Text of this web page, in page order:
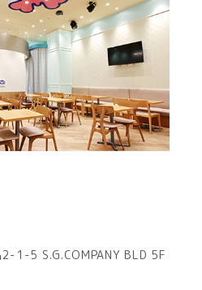
1-5 S.G.COMPANY BLD 5F